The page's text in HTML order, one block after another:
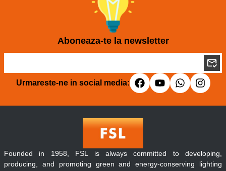
Aboneaza-te la newsletter
Urmareste-ne in social media:
Founded in 1958, FSL is always committed to developing,
producing, and promoting green and energy-conserving lighting